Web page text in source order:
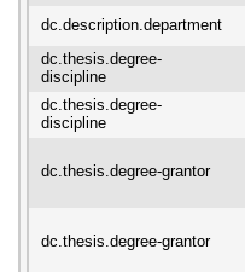
dc.description.department
dc.thesis.degree-
discipline
dc.thesis.degree-
discipline
dc.thesis.degree-grantor
dc.thesis.degree-grantor